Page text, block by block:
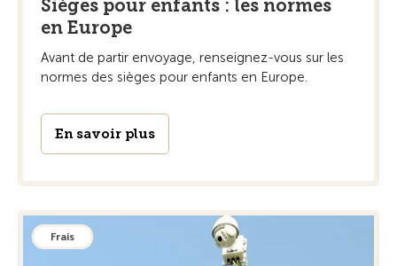
Sièges pour enfants : les normes
en Europe
Avant de partir envoyage, renseignez-vous sur les
normes des sièges pour enfants en Europe.
En savoir plus
Frais